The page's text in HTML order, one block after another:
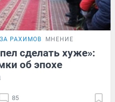
РАХИМОВ МНЕНИЕ
сделать хуже»:
об эпохе
85